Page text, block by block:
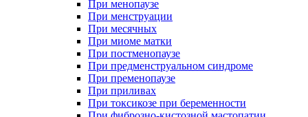
При менопаузе
При менструации
При месячных
При миоме матки
При постменопаузе
При предменструальном синдроме
При пременопаузе
При приливах
При токсикозе при беременности